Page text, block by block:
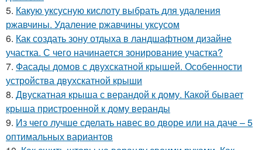
5. Какую уксусную кислоту выбрать для удаления
ржавчины. Удаление ржавчины уксусом
6. Как создать зону отдыха в ландшафтном дизайне
участка. С чего начинается зонирование участка?
7. Фасады домов с двухскатной крышей. Особенности
устройства двухскатной крыши
8. Двускатная крыша с верандой к дому. Какой бывает
крыша пристроенной к дому веранды
9. Из чего лучше сделать навес во дворе или на даче – 5
оптимальных вариантов